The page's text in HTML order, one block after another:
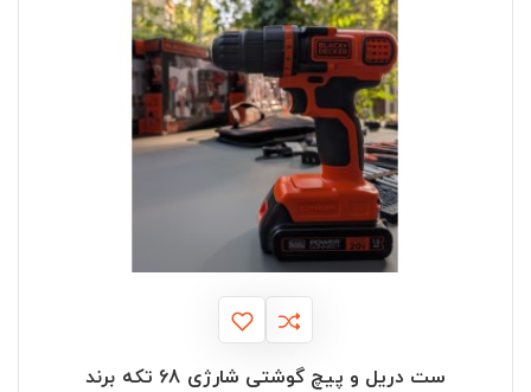
ست دریل و پیچ گوشتی شارژی 68 تکه برند